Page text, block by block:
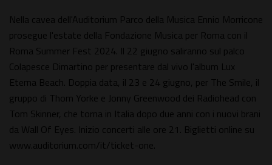
Nella cavea dell'Auditorium Parco della Musica Ennio Morricone
prosegue l'estate della Fondazione Musica per Roma con il
Roma Summer Fest 2024. Il 22 giugno saliranno sul palco
Colapesce Dimartino per presentare dal vivo l'album Lux
Eterna Beach. Doppia data, il 23 e 24 giugno, per The Smile, il
gruppo di Thom Yorke e Jonny Greenwood dei Radiohead con
Tom Skinner, che torna in Italia dopo due anni con i nuovi brani
da Wall Of Eyes. Inizio concerti alle ore 21. Biglietti online su
www.auditorium.com/it/ticket-one.